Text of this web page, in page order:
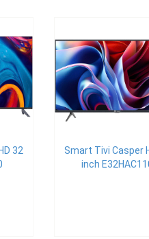
32
Smart Tivi Casper
inch